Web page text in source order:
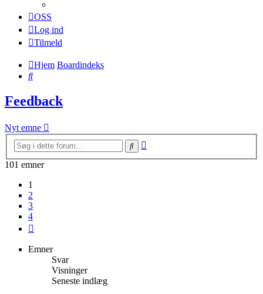
OSS
Log ind
Tilmeld
Hjem Boardindeks
Søg
Feedback
Nyt emne
Søg
101 emner
1
2
3
4
Emner
Svar
Visninger
Seneste indlæg